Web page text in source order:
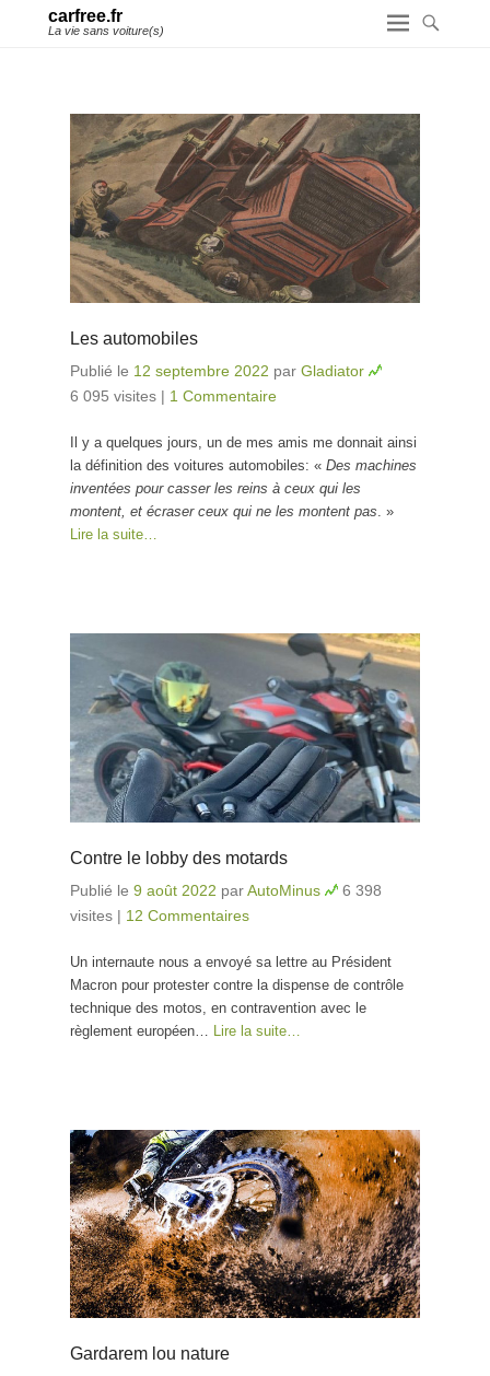
carfree.fr
La vie sans voiture(s)
Les automobiles
Publié le 12 septembre 2022 par Gladiator
6 095 visites | 1 Commentaire
Il y a quelques jours, un de mes amis me donnait ainsi
la définition des voitures automobiles: « Des machines
inventées pour casser les reins à ceux qui les
montent, et écraser ceux qui ne les montent pas . »
Lire la suite…
Contre le lobby des motards
Publié le 9 août 2022 parAutoMinus
6 398
visites | 12 Commentaires
Un internaute nous a envoyé sa lettre au Président
Macron pour protester contre la dispense de contrôle
technique des motos, en contravention avec le
règlement européen… Lire la suite…
Gardarem lou nature